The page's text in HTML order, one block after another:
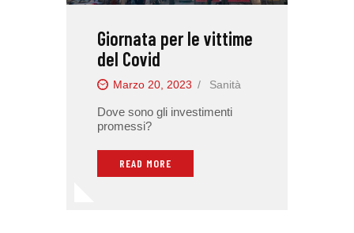
Giornata per le vittime
del Covid
Marzo 20, 2023 Sanità
Dove sono gli investimenti
promessi?
READ MORE